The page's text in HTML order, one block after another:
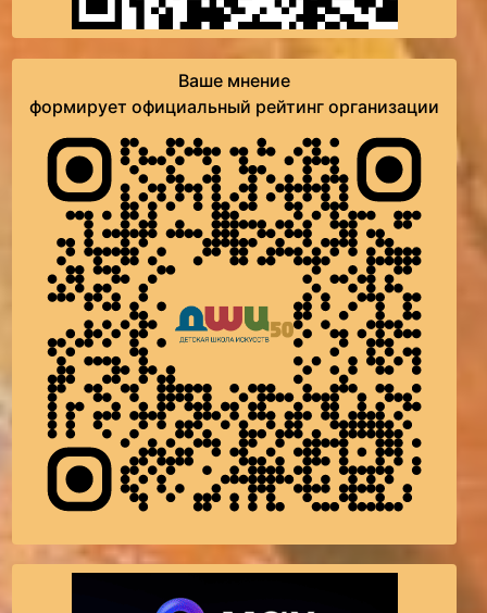
Ваше мнение
формирует официальный рейтинг организации